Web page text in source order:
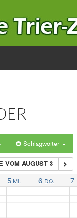
Schlagwörter
VOM AUGUST 3
5 MI. 6 DO. 7